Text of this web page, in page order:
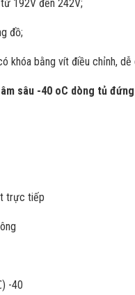
192V đến 242V;
đồ;
khóa bằng vít điều chỉnh,
sâu -40 oC dòng tủ
trực tiếp
-40